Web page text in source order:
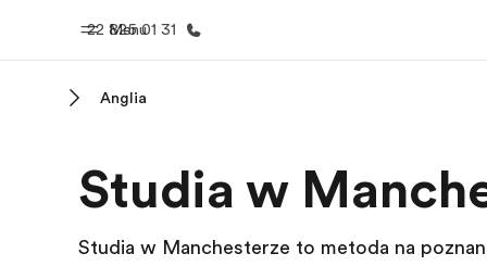
Menu
22 825 01 31
Witamy w EF Sprawdź
Anglia
Studia w
Studia w Manchesterze to metoda na